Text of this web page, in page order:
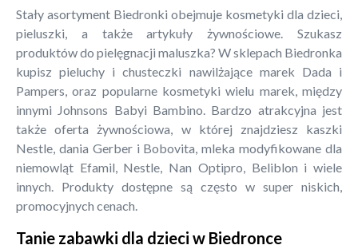
Stały asortyment Biedronki obejmuje kosmetyki dla dzieci,
pieluszki, a także artykuły żywnościowe. Szukasz
produktów do pielęgnacji maluszka? W sklepach Biedronka
kupisz pieluchy i chusteczki nawilżające marek Dada i
Pampers, oraz popularne kosmetyki wielu marek, między
innymi Johnsons Babyi Bambino. Bardzo atrakcyjna jest
także oferta żywnościowa, w której znajdziesz kaszki
Nestle, dania Gerber i Bobovita, mleka modyfikowane dla
niemowląt Efamil, Nestle, Nan Optipro, Beliblon i wiele
innych. Produkty dostępne są często w super niskich,
promocyjnych cenach.
Tanie zabawki dla dzieci w Biedronce